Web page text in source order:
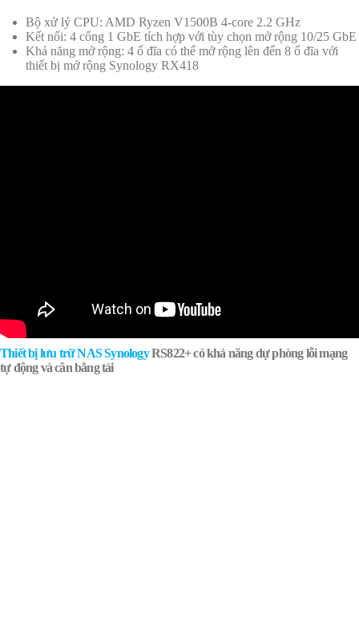
Bộ xử lý CPU: AMD Ryzen V1500B 4-core 2.2 GHz
Kết nối: 4 cổng 1 GbE tích hợp với tùy chọn mở rộng 10/25 GbE
Khả năng mở rộng: 4 ổ đĩa có thể mở rộng lên đến 8 ổ đĩa với
thiết bị mở rộng Synology RX418
Thiết bị lưu trữ NAS SynologyRS822+ có khả năng dự phòng lỗi mạng
tự động và cân bằng tải